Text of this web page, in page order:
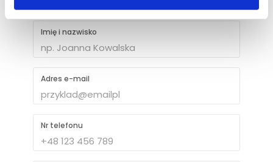
Napisz do nas
Imię i nazwisko
Adres e-mail
Nr telefonu